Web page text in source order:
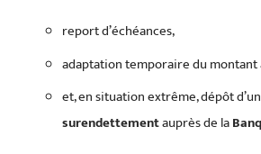
report d’échéances,
adaptation temporaire du
et, en situation extrême, dépôt d’un
surendettementauprès de la